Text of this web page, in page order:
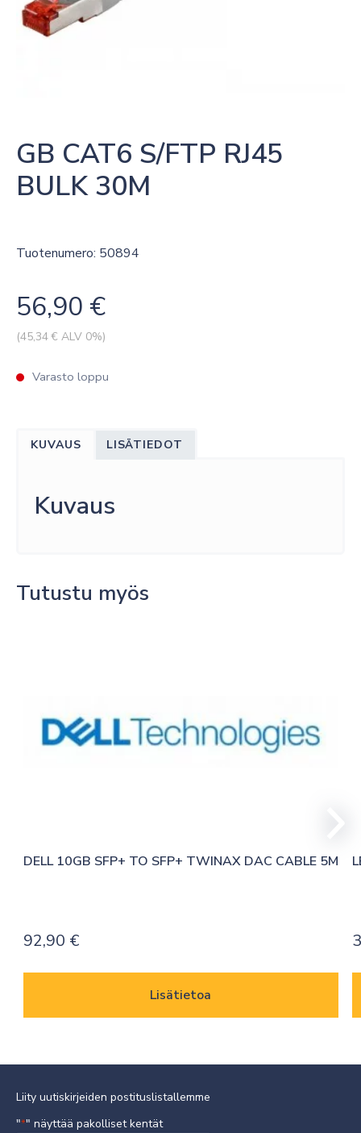
GB CAT6 S/FTP RJ45
BULK 30M
Tuotenumero: 50894
56,90 €
(45,34€ ALV 0%)
Varasto loppu
KUVAUS LISÄTIEDOT
Kuvaus
Tutustu myös
DELL 10GB SFP+ TO SFP+ TWINAX DAC CABLE 5M
92,90 €
Lisätietoa
Liity uutiskirjeiden postituslistallemme
"*" näyttää pakolliset kentät